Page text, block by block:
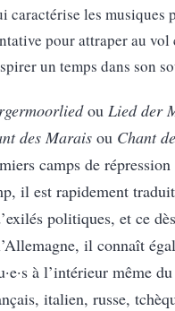
caractérise les musiques
pour attraper au vol
un temps dans son
ou Lied der
des Marais ou Chant
camps de
il est rapidement
politiques, et ce
il connaît
à l’intérieur même
italien, russe,